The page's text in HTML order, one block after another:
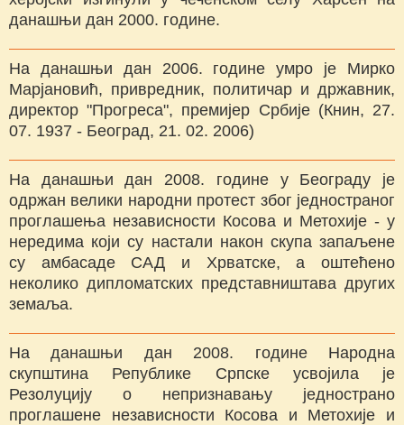
данашњи дан 2000. године.
На данашњи дан 2006. године умро је Мирко
Марјановић, привредник, политичар и државник,
директор "Прогреса", премијер Србије (Книн, 27.
07. 1937 - Београд, 21. 02. 2006)
На данашњи дан 2008. године у Београду је
одржан велики народни протест због једностраног
проглашења независности Косова и Метохије - у
нередима који су настали након скупа запаљене
су амбасаде САД и Хрватске, а оштећено
неколико дипломатских представништава других
земаља.
На данашњи дан 2008. године Народна
скупштина Републике Српске усвојила је
Резолуцију о непризнавању једнострано
проглашене независности Косова и Метохије и